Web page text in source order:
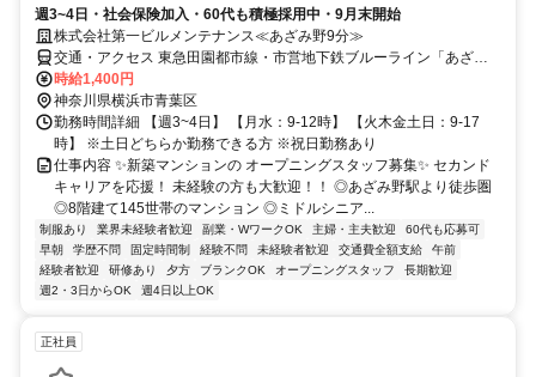
週3~4日・社会保険加入・60代も積極採用中・9月末開始
株式会社第一ビルメンテナンス≪あざみ野9分≫
交通・アクセス 東急田園都市線・市営地下鉄ブルーライン「あざみ
野」駅より徒歩9分
時給1,400円
神奈川県横浜市青葉区
勤務時間詳細 【週3~4日】 【月水：9-12時】 【火木金土日：9-17
時】 ※土日どちらか勤務できる方 ※祝日勤務あり
仕事内容 ✨新築マンションの オープニングスタッフ募集✨ セカンド
キャリアを応援！ 未経験の方も大歓迎！！ ◎あざみ野駅より徒歩圏
◎8階建て145世帯のマンション ◎ミドルシニア...
制服あり 業界未経験者歓迎 副業・WワークOK 主婦・主夫歓迎
60代も応募可
早朝
学歴不問 固定時間制 経験不問 未経験者歓迎 交通費全額支給
午前
経験者歓迎
研修あり 夕方 ブランクOK オープニングスタッフ
長期歓迎
週2・3日からOK
週4日以上OK
正社員